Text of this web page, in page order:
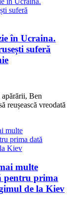
în Ucraina.
suferă
Ben
reușească vreodată
multe
pentru prima
de la Kiev